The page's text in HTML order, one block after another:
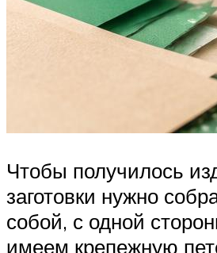
Чтобы получилось
заготовки нужно
собой, с одной
имеем крепежную